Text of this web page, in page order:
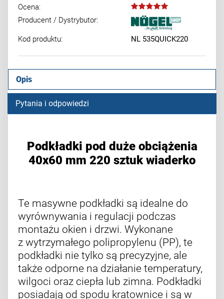
Ocena:
Producent / Dystrybutor:
Kod produktu: NL 535QUICK220
Opis
Pytania i odpowiedzi
Podkładki pod duże obciążenia
40x60 mm 220 sztuk wiaderko
Te masywne podkładki są idealne do
wyrównywania i regulacji podczas
montażu okien i drzwi. Wykonane
z wytrzymałego polipropylenu (PP), te
podkładki nie tylko są precyzyjne, ale
także odporne na działanie temperatury,
wilgoci oraz ciepła lub zimna. Podkładki
posiadają od spodu kratownice i są w